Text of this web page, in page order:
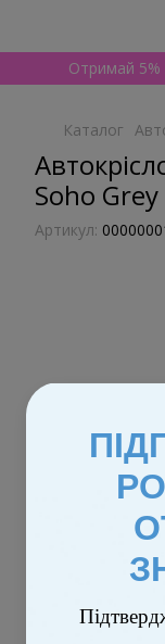
Отримай 5%
Каталог
Soho
Артикул: